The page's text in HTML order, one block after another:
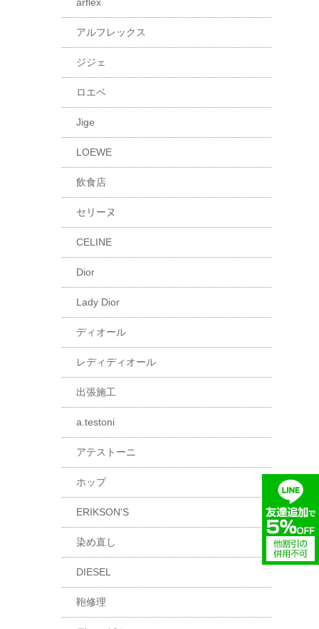
アルフレックス
ジジェ
ロエベ
Jige
LOEWE
飲食店
セリーヌ
CELINE
Dior
Lady Dior
ディオール
レディディオール
出張施工
a.testoni
アテストーニ
ホップ
ERIKSON'S
染め直し
DIESEL
鞄修理